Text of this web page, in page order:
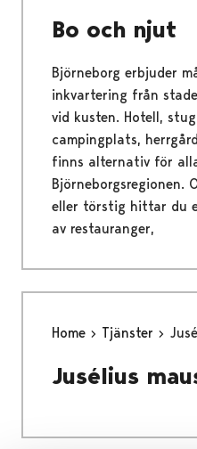
Bo och njut
Björneborg erbjuder
inkvartering från
vid kusten. Hotell,
campingplats,
finns alternativ för
Björneborgsregionen.
eller törstig hittar du
av restauranger,
Home Tjänster
Jusélius